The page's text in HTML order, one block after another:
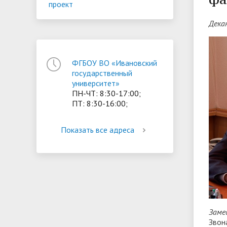
• Конкурсы на замещение
должностей
• Координационный центр ИвГУ
• Вход
малых городов"
•
• Платные образовательные услуги
обучающихся
•
• Абитуриенту
•
• Организация питания в
проект
ФГБОУ ВО «Ивановский
государственный
университет»
ПН-ЧТ: 8:30-17:00;
ПТ: 8:30-16:00;
Показать все адреса